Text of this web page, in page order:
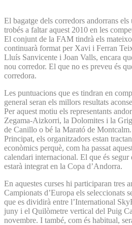
El bagatge dels corredors andorrans
trobés a faltar aquest 2010 en les
El conjunt de la FAM tindrà els
continuarà format per Xavi i Ferran
Lluís Sanvicente i Joan Valls, encara
nou corredor. El que no es preveu és
corredora.
Les puntuacions que es tindran en
general seran els millors resultats
Per aquest motiu els representants
Zegama-Aizkorri, la Dolomites i la
de Canillo o bé la Marató de
Principat, els organitzadors estan
econòmics perquè, com ha passat
calendari internacional. El que és segur
estarà integrat en la Copa d’Andorra.
En aquestes curses hi participaran tres
Campionats d’Europa els seleccionats
que es dividirà entre l’International
juny i el Quilòmetre vertical del Puig
novembre. I també, com és habitual,